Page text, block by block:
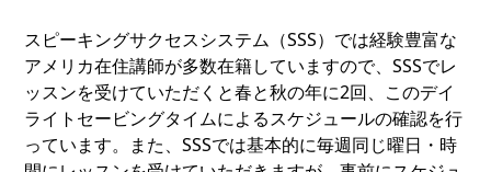
スピーキングサクセスシステム（SSS）では経験豊富な
アメリカ在住講師が多数在籍していますので、SSSでレ
ッスンを受けていただくと春と秋の年に2回、このデイ
ライトセービングタイムによるスケジュールの確認を行
っています。また、SSSでは基本的に毎週同じ曜日・時